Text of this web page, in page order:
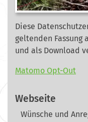
Diese
geltenden Fassung
und als Download
Matomo Opt-Out
Webseite
Wünsche und